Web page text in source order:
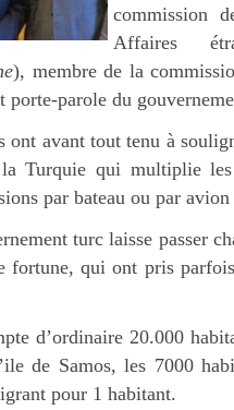
commission
Affaires
), membre de la
porte-parole du
ont avant tout tenu à
Turquie qui multiplie
par bateau ou par
turc laisse passer
fortune, qui ont pris
d’ordinaire 20.000
de Samos, les 7000
pour 1 habitant.